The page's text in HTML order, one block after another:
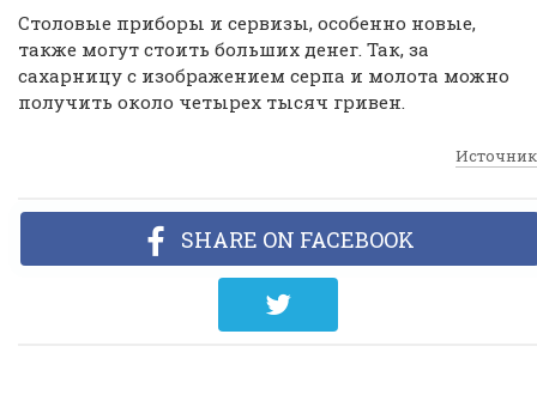
Столовые приборы и сервизы, особенно новые,
также могут стоить больших денег. Так, за
сахарницу с изображением серпа и молота можно
получить около четырех тысяч гривен.
Источник
SHARE ON FACEBOOK